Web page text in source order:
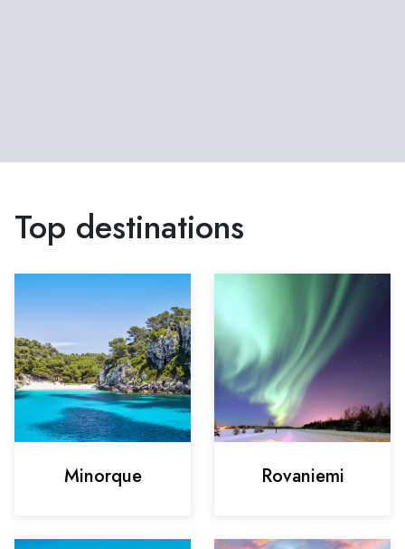
Top destinations
Minorque Rovaniemi